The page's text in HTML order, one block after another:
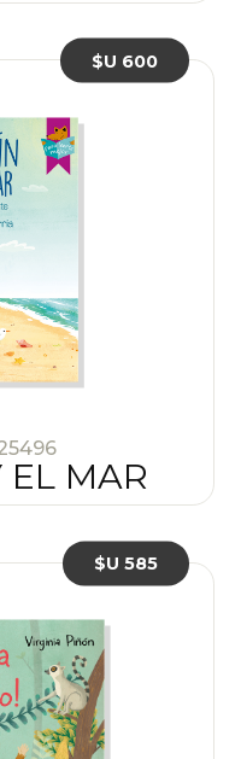
EL MAR
$U 600
$U 585